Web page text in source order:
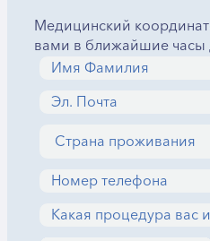
Медицинский
вами в ближайшие часы